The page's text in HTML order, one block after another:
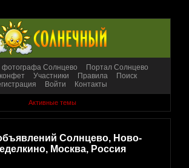
фотографа Солнцево
Портал Солнцево
Участники Правила
Поиск
Войти Контакты
Активные темы
Солнцево, Ново-
Москва, Россия